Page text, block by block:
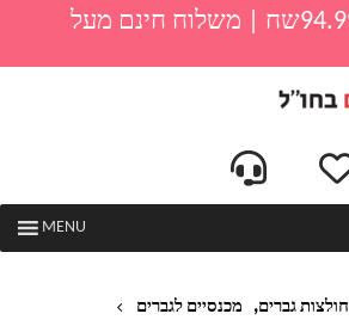
מינימום הזמנה 94.99שח | משלוח חינם מעל
MENU
חולצות גברים, מכנסיים לגברים